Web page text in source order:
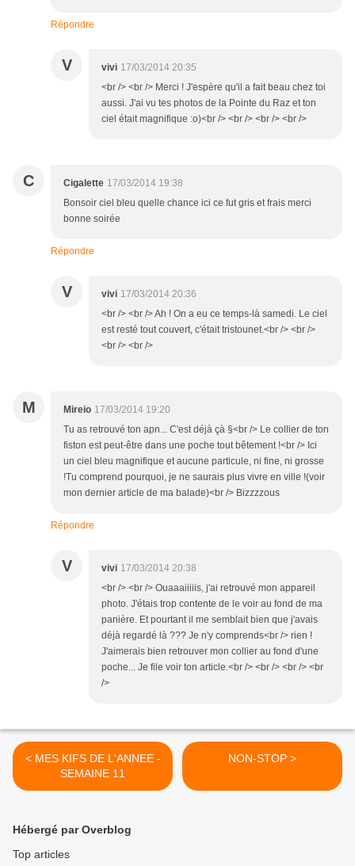
Répondre
V vivi 17/03/2014 20:35
<br /> <br /> Merci ! J'espère qu'il a fait beau chez toi
aussi. J'ai vu tes photos de la Pointe du Raz et ton
ciel était magnifique :o)<br /> <br /> <br /> <br />
C Cigalette 17/03/2014 19:38
Bonsoir ciel bleu quelle chance ici ce fut gris et frais merci
bonne soirée
Répondre
V vivi 17/03/2014 20:36
<br /> <br /> Ah ! On a eu ce temps-là samedi. Le ciel
est resté tout couvert, c'était tristounet.<br /> <br />
<br /> <br />
M Mireio 17/03/2014 19:20
Tu as retrouvé ton apn... C'est déjà çà §<br /> Le collier de ton
fiston est peut-être dans une poche tout bêtement !<br /> Ici
un ciel bleu magnifique et aucune particule, ni fine, ni grosse
!Tu comprend pourquoi, je ne saurais plus vivre en ville !(voir
mon dernier article de ma balade)<br /> Bizzzzous
Répondre
V vivi 17/03/2014 20:38
<br /> <br /> Ouaaaiiiiis, j'ai retrouvé mon appareil
photo. J'étais trop contente de le voir au fond de ma
panière. Et pourtant il me semblait bien que j'avais
déjà regardé là ??? Je n'y comprends<br /> rien !
J'aimerais bien retrouver mon collier au fond d'une
poche... Je file voir ton article.<br /> <br /> <br /> <br
/>
< MES KIFS DE L'ANNEE -
SEMAINE 11
NON-STOP >
Hébergé par Overblog
Top articles